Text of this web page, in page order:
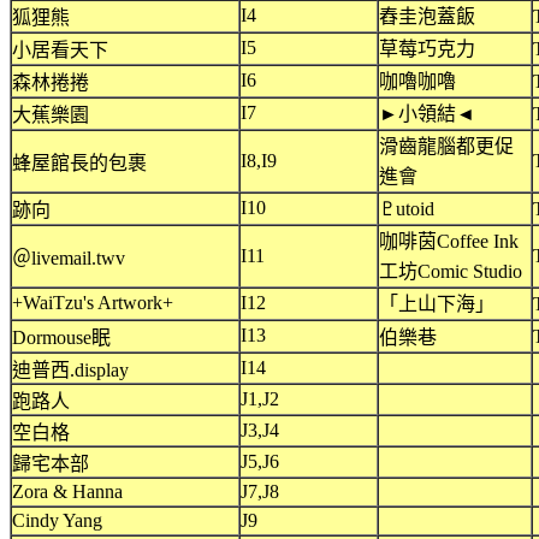
狐狸熊 I4 舂圭泡蓋飯
小居看天下
I5 草莓巧克力
森林捲捲
I6 咖嚕咖嚕
大蕉樂園
I7 ►小領結◄
蜂屋館長的包裹 I8,I9
滑齒龍腦都更促
進會
跡向 I10 ♇utoid
＠livemail.twv I11
咖啡茵Coffee Ink
工坊Comic Studio
+WaiTzu's Artwork+ I12 「上山下海」
Dormouse眠
I13 伯樂巷
迪普西.display
I14
跑路人
J1,J2
空白格
J3,J4
歸宅本部
J5,J6
Zora & Hanna
J7,J8
Cindy Yang
J9